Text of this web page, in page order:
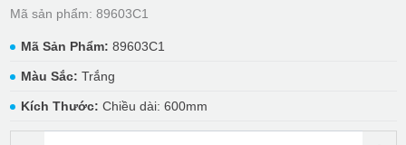
Mã sản phẩm: 89603C1
Mã Sản Phẩm: 89603C1
Màu Sắc: Trắng
Kích Thước: Chiều dài: 600mm